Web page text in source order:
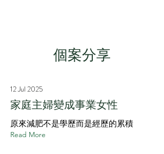
​個案分享
12 Jul 2025
家庭主婦變成事業女性
原來減肥不是學歷而是經歷的累積
Read More